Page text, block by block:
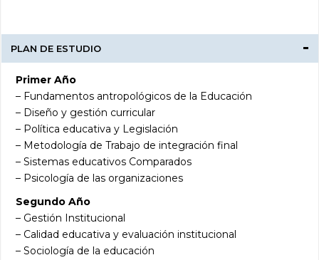
PLAN DE ESTUDIO
Primer Año
– Fundamentos antropológicos de la Educación
– Diseño y gestión curricular
– Política educativa y Legislación
– Metodología de Trabajo de integración final
– Sistemas educativos Comparados
– Psicología de las organizaciones
Segundo Año
– Gestión Institucional
– Calidad educativa y evaluación institucional
– Sociología de la educación